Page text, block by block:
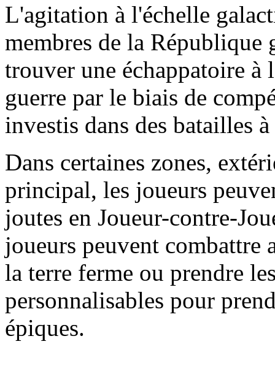
L'agitation à l'échelle
membres de la
trouver une échappatoire à
guerre par le biais de
investis dans des batailles
Dans certaines zones,
principal, les joueurs
joutes en Joueur-contre-
joueurs peuvent combattre
la terre ferme ou prendre
personnalisables pour
épiques.